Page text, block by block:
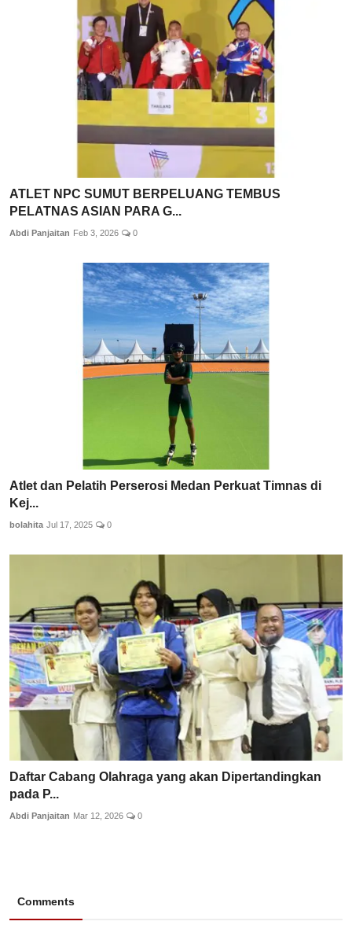
ATLET NPC SUMUT BERPELUANG TEMBUS
PELATNAS ASIAN PARA G...
Abdi Panjaitan Feb 3, 2026 0
Atlet dan Pelatih Perserosi Medan Perkuat Timnas di
Kej...
bolahita Jul 17, 2025 0
Daftar Cabang Olahraga yang akan Dipertandingkan
pada P...
Abdi Panjaitan Mar 12, 2026 0
Comments